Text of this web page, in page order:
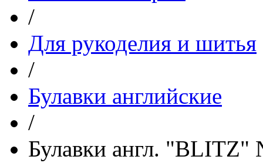
/
Для рукоделия и шитья
/
Булавки английские
/
Булавки англ.